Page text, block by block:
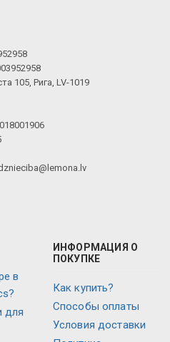
105, Рига, LV-1019
в
для
ИНФОРМАЦИЯ О
ПОКУПКЕ
Как купить?
Способы оплаты
Условия доставки